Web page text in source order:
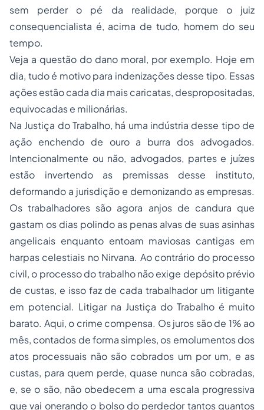
sem perder o pé da realidade, porque o juiz
consequencialista é, acima de tudo, homem do seu
tempo.
Veja a questão do dano moral, por exemplo. Hoje em
dia, tudo é motivo para indenizações desse tipo. Essas
ações estão cada dia mais caricatas, despropositadas,
equivocadas e milionárias.
Na Justiça do Trabalho, há uma indústria desse tipo de
ação enchendo de ouro a burra dos advogados.
Intencionalmente ou não, advogados, partes e juízes
estão invertendo as premissas desse instituto,
deformando a jurisdição e demonizando as empresas.
Os trabalhadores são agora anjos de candura que
gastam os dias polindo as penas alvas de suas asinhas
angelicais enquanto entoam maviosas cantigas em
harpas celestiais no Nirvana. Ao contrário do processo
civil, o processo do trabalho não exige depósito prévio
de custas, e isso faz de cada trabalhador um litigante
em potencial. Litigar na Justiça do Trabalho é muito
barato. Aqui, o crime compensa. Os juros são de 1% ao
mês, contados de forma simples, os emolumentos dos
atos processuais não são cobrados um por um, e as
custas, para quem perde, quase nunca são cobradas,
e, se o são, não obedecem a uma escala progressiva
que vai onerando o bolso do perdedor tantos quantos